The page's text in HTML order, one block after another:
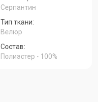
Серпантин
Тип ткани:
Велюр
Состав:
Полиэстер - 100%